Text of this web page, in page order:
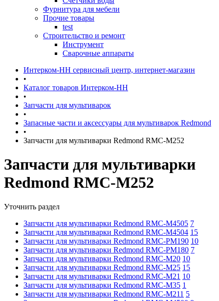
Фурнитура для мебели
Прочие товары
test
Строительство и ремонт
Инструмент
Сварочные аппараты
Интерком-НН сервисный центр, интернет-магазин
•
Каталог товаров Интерком-НН
•
Запчасти для мультиварок
•
Запасные части и аксессуары для мультиварок Redmond
•
Запчасти для мультиварки Redmond RMC-M252
Запчасти для мультиварки
Redmond RMC-M252
Уточнить раздел
Запчасти для мультиварки Redmond RMC-M4505 7
Запчасти для мультиварки Redmond RMC-M4504 15
Запчасти для мультиварки Redmond RMC-PM190 10
Запчасти для мультиварки Redmond RMC-PM180 7
Запчасти для мультиварки Redmond RMC-M20 10
Запчасти для мультиварки Redmond RMC-M25 15
Запчасти для мультиварки Redmond RMC-M21 10
Запчасти для мультиварки Redmond RMC-M35 1
Запчасти для мультиварки Redmond RMC-M211 5